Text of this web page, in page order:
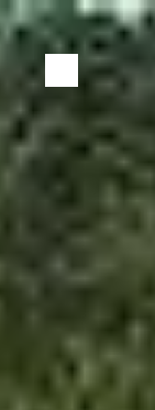
Panneau de